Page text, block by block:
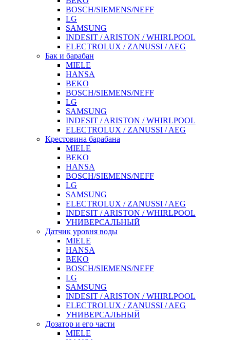
BOSCH/SIEMENS/NEFF
LG
SAMSUNG
INDESIT / ARISTON / WHIRLPOOL
ELECTROLUX / ZANUSSI / AEG
Бак и барабан
MIELE
HANSA
BEKO
BOSCH/SIEMENS/NEFF
LG
SAMSUNG
INDESIT / ARISTON / WHIRLPOOL
ELECTROLUX / ZANUSSI / AEG
Крестовина барабана
MIELE
BEKO
HANSA
BOSCH/SIEMENS/NEFF
LG
SAMSUNG
ELECTROLUX / ZANUSSI / AEG
INDESIT / ARISTON / WHIRLPOOL
УНИВЕРСАЛЬНЫЙ
Датчик уровня воды
MIELE
HANSA
BEKO
BOSCH/SIEMENS/NEFF
LG
SAMSUNG
INDESIT / ARISTON / WHIRLPOOL
ELECTROLUX / ZANUSSI / AEG
УНИВЕРСАЛЬНЫЙ
Дозатор и его части
MIELE